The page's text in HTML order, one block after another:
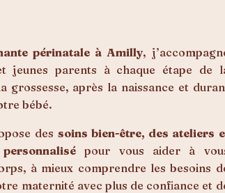
périnatale à Amilly,
jeunes parents à chaque étape de
grossesse, après la naissance et
bébé.
dessoins bien-être, des ateliers
pour vous aider à
à mieux comprendre les besoins
maternité avec plus de confiance et